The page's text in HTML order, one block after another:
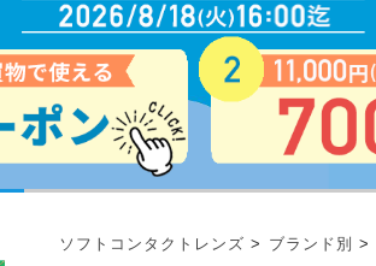
ソフトコンタクトレンズ > ブランド別 >